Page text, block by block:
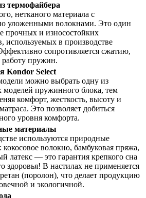
термофайбера
нетканого материала с
уложенными волокнами. Это один
прочных и износостойких
используемых в производстве
сопротивляется сжатию,
пружин.
Kondor Select
можно выбрать одну из
моделей пружинного блока, тем
комфорт, жесткость, высоту и
Это позволяет добиться
уровня комфорта.
материалы
используются природные
волокно, бамбуковая пряжа,
латекс — это гарантия крепкого сна
здоровья! В настилах не применяется
(поролон), что делает продукцию
и экологичной.